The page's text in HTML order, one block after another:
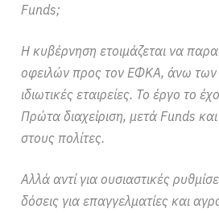
Funds;
Η κυβέρνηση ετοιμάζεται να
οφειλών προς τον ΕΦΚΑ, άνω των
ιδιωτικές εταιρείες. Το έργο το
Πρώτα διαχείριση, μετά Funds
στους πολίτες.
Αλλά αντί για ουσιαστικές
δόσεις για επαγγελματίες και